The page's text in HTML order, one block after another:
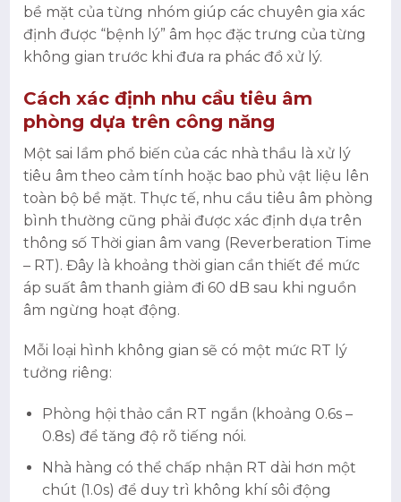
bề mặt của từng nhóm giúp các chuyên gia xác
định được “bệnh lý” âm học đặc trưng của từng
không gian trước khi đưa ra phác đồ xử lý.
Cách xác định nhu cầu tiêu âm
phòng dựa trên công năng
Một sai lầm phổ biến của các nhà thầu là xử lý
tiêu âm theo cảm tính hoặc bao phủ vật liệu lên
toàn bộ bề mặt. Thực tế, nhu cầu tiêu âm phòng
bình thường cũng phải được xác định dựa trên
thông số Thời gian âm vang (Reverberation Time
– RT). Đây là khoảng thời gian cần thiết để mức
áp suất âm thanh giảm đi 60 dB sau khi nguồn
âm ngừng hoạt động.
Mỗi loại hình không gian sẽ có một mức RT lý
tưởng riêng:
Phòng hội thảo cần RT ngắn (khoảng 0.6s –
0.8s) để tăng độ rõ tiếng nói.
Nhà hàng có thể chấp nhận RT dài hơn một
chút (1.0s) để duy trì không khí sôi động